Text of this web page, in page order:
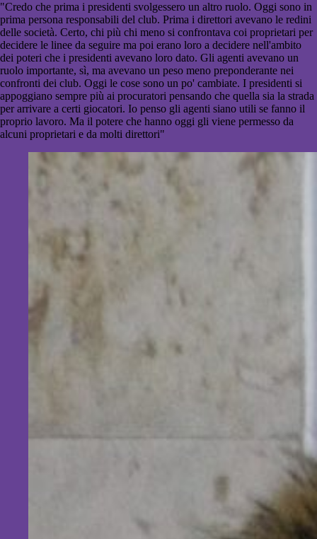
"Credo che prima i presidenti svolgessero un altro ruolo. Oggi sono in
prima persona responsabili del club. Prima i direttori avevano le redini
delle società. Certo, chi più chi meno si confrontava coi proprietari per
decidere le linee da seguire ma poi erano loro a decidere nell'ambito
dei poteri che i presidenti avevano loro dato. Gli agenti avevano un
ruolo importante, sì, ma avevano un peso meno preponderante nei
confronti dei club. Oggi le cose sono un po' cambiate. I presidenti si
appoggiano sempre più ai procuratori pensando che quella sia la strada
per arrivare a certi giocatori. Io penso gli agenti siano utili se fanno il
proprio lavoro. Ma il potere che hanno oggi gli viene permesso da
alcuni proprietari e da molti direttori"